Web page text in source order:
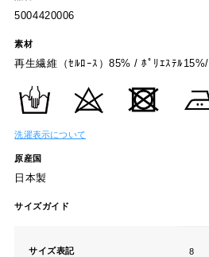
5004420006
素材
再生繊維（ｾﾙﾛｰｽ）85% / ﾎﾟﾘｴｽﾃﾙ15%/
洗濯表示について
原産国
日本製
サイズガイド
サイズ表記 8